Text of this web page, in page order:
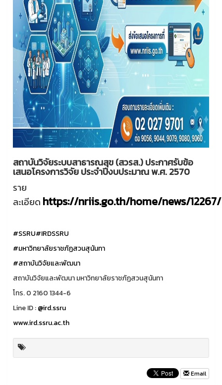
สถาบันวิจัยระบบสาธารณสุข (สวรส.) ประกาศรับข้อ
เสนอโครงการวิจัย ประจำปีงบประมาณ พ.ศ. 2570
ราย
ละเอียด https://nriis.go.th/home/news/12267/
#SSRU#IRDSSRU
#มหาวิทยาลัยราชภัฏสวนสุนันทา
#สถาบันวิจัยและพัฒนา
สถาบันวิจัยและพัฒนา มหาวิทยาลัยราชภัฏสวนสุนันทา
โทร. 0 2160 1344-6
Line ID :@ird.ssru
www.ird.ssru.ac.th
Email